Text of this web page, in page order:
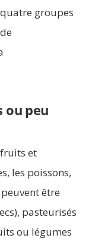
groupes
ou peu
et
les poissons,
être
pasteurisés
ou légumes